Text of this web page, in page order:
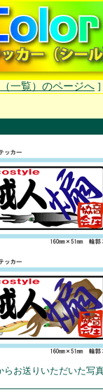
一覧）のページへ
らお送りいただいた写